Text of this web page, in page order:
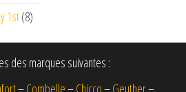
1st(8)
des marques suivantes :
–Combelle–Chicco–Geuther–